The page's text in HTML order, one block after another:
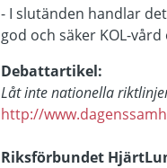
- I slutänden handlar
god och säker KOL-
Debattartikel:
Låt inte nationella
http://
Riksförbundet